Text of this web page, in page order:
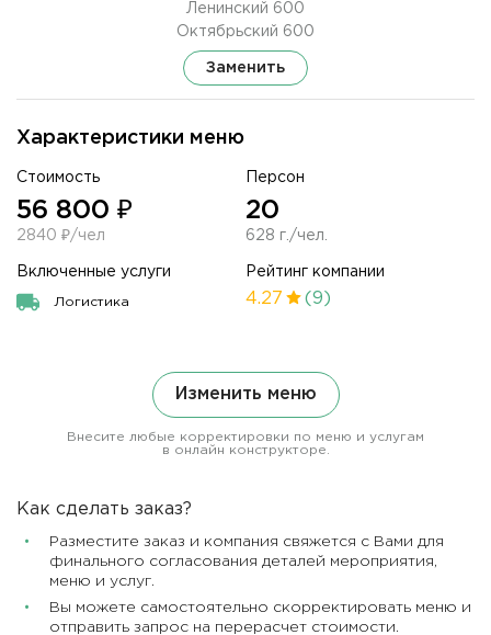
Характеристики меню
Стоимость
56 800 ₽
2840 ₽/чел
Персон
20
628 г./чел.
Включенные услуги
Логистика
Рейтинг компании
4.27 (9)
Изменить меню
Внесите любые корректировки по меню и услугам
в онлайн конструкторе.
Ленинский 600
Октябрьский 600
Заменить
Как сделать заказ?
Разместите заказ и компания свяжется с Вами для
финального согласования деталей мероприятия,
меню и услуг.
Вы можете самостоятельно скорректировать меню и
отправить запрос на перерасчет стоимости.